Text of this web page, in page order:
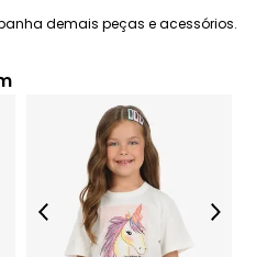
demais peças e acessórios.